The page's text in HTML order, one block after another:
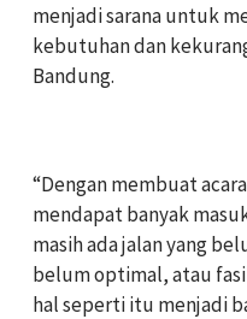
menjadi sarana untuk
kebutuhan dan
Bandung.
‎“Dengan membuat
mendapat banyak
masih ada jalan yang
belum optimal, atau
hal seperti itu menjadi